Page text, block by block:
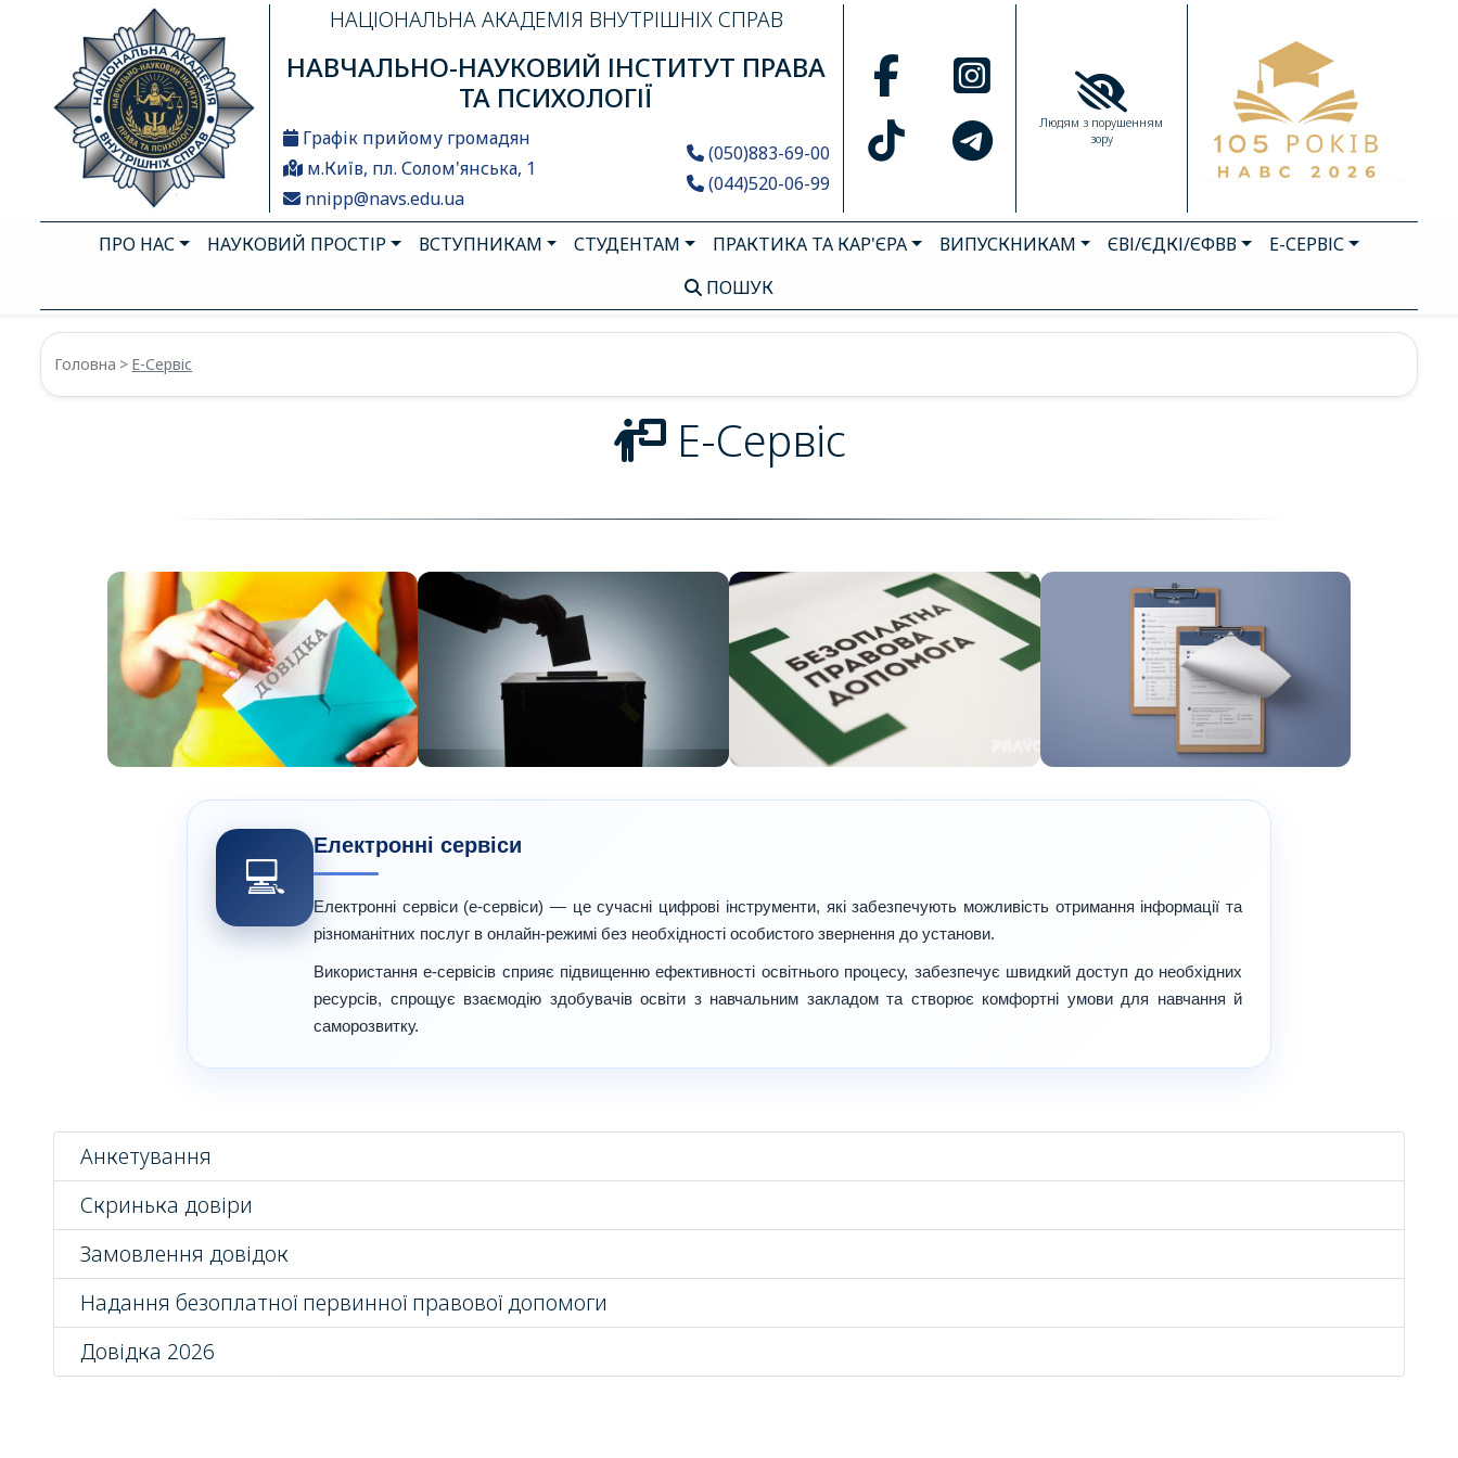
НАЦІОНАЛЬНА АКАДЕМІЯ ВНУТРІШНІХ СПРАВ
НАВЧАЛЬНО-НАУКОВИЙ ІНСТИТУТ ПРАВА
ТА ПСИХОЛОГІЇ
Графік прийому громадян
м.Київ, пл. Солом'янська, 1
nnipp@navs.edu.ua
(050)883-69-00
(044)520-06-99
Людям з порушенням
зору
ПРО НАС НАУКОВИЙ ПРОСТІР ВСТУПНИКАМ СТУДЕНТАМ ПРАКТИКА ТА КАР'ЄРА ВИПУСКНИКАМ ЄВІ/ЄДКІ/ЄФВВ
Е-СЕРВІС
ПОШУК
Головна Е-Сервіс
Е-Сервіс
💻
Електронні сервіси
Електронні сервіси (е-сервіси) — це сучасні цифрові інструменти, які забезпечують можливість отримання інформації та
різноманітних послуг в онлайн-режимі без необхідності особистого звернення до установи.
Використання е-сервісів сприяє підвищенню ефективності освітнього процесу, забезпечує швидкий доступ до необхідних
ресурсів, спрощує взаємодію здобувачів освіти з навчальним закладом та створює комфортні умови для навчання й
саморозвитку.
Анкетування
Скринька довіри
Замовлення довідок
Надання безоплатної первинної правової допомоги
Довідка 2026